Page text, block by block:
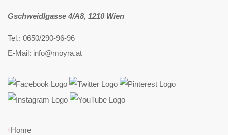
Gschweidlgasse 4/A8, 1210 Wien
Tel.: 0650/290-96-96
E-Mail: info@moyra.at
Home